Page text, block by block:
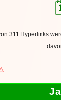
311 Hyperlinks
△